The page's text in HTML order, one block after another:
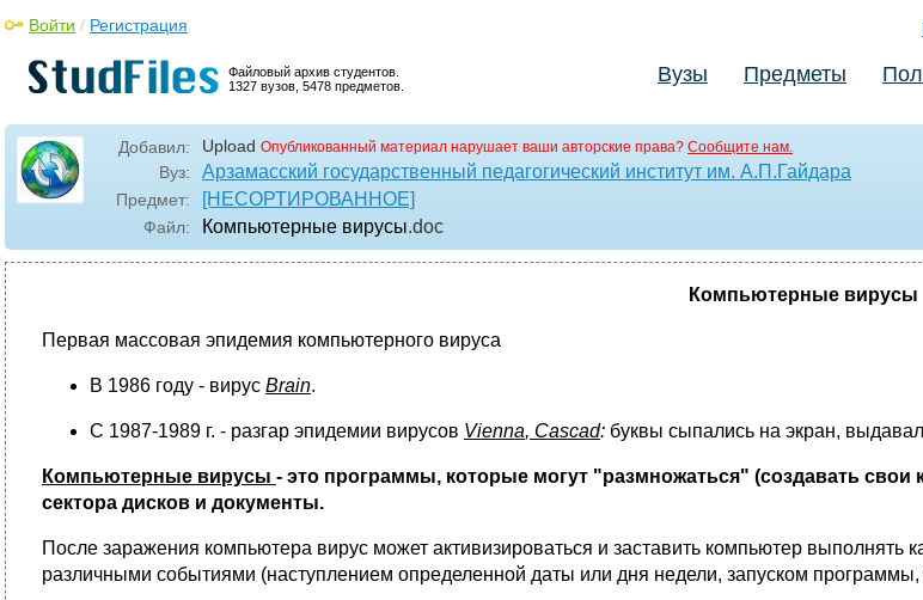
Файловый архив студентов.
1327 вузов, 5478 предметов.
Войти / Регистрация
Вузы Предметы
Добавил: Upload Опубликованный материал нарушает ваши авторские права? Сообщите нам.
Вуз: Арзамасский государственный педагогический институт им. А.П.Гайдара
Предмет: [НЕСОРТИРОВАННОЕ]
Файл: Компьютерные вирусы.doc
Компьютерные вирусы
Первая массовая эпидемия компьютерного вируса
В 1986 году - вирус Brain.
С 1987-1989 г. - разгар эпидемии вирусов Vienna, Cascad: буквы сыпались на экран,
Компьютерные вирусы - это программы, которые могут "размножаться" (создавать
сектора дисков и документы.
После заражения компьютера вирус может активизироваться и заставить компьютер выполнять
различными событиями (наступлением определенной даты или дня недели, запуском программы,